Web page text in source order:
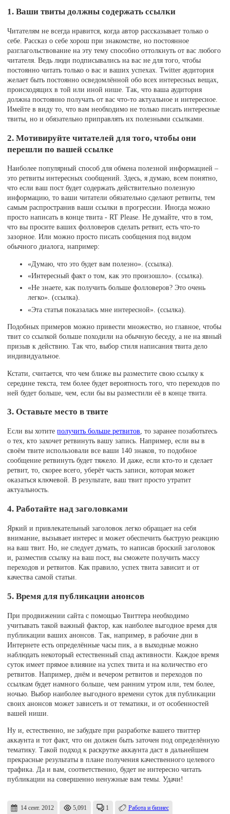
1. Ваши твиты должны содержать ссылки
Читателям не всегда нравится, когда автор рассказывает только о
себе. Рассказ о себе хорош при знакомстве, но постоянное
разглагольствование на эту тему способно оттолкнуть от вас любого
читателя. Ведь люди подписывались на вас не для того, чтобы
постоянно читать только о вас и ваших успехах. Twitter аудитория
желает быть постоянно осведомлённой обо всех интересных вещах,
происходящих в той или иной нише. Так, что ваша аудитория
должна постоянно получать от вас что-то актуальное и интересное.
Имейте в виду то, что вам необходимо не только писать интересные
твиты, но и обязательно приправлять их полезными ссылками.
2. Мотивируйте читателей для того, чтобы они
перешли по вашей ссылке
Наиболее популярный способ для обмена полезной информацией –
это ретвиты интересных сообщений. Здесь, я думаю, всем понятно,
что если ваш пост будет содержать действительно полезную
информацию, то ваши читатели обязательно сделают ретвиты, тем
самым распространив ваши ссылки в прогрессии. Иногда можно
просто написать в конце твита - RT Please. Не думайте, что в том,
что вы просите ваших фолловеров сделать ретвит, есть что-то
зазорное. Или можно просто писать сообщения под видом
обычного диалога, например:
«Думаю, что это будет вам полезно». (ссылка).
«Интересный факт о том, как это произошло». (ссылка).
«Не знаете, как получить больше фолловеров? Это очень
легко». (ссылка).
«Эта статья показалась мне интересной». (ссылка).
Подобных примеров можно привести множество, но главное, чтобы
твит со ссылкой больше походили на обычную беседу, а не на явный
призыв к действию. Так что, выбор стиля написания твита дело
индивидуальное.
Кстати, считается, что чем ближе вы разместите свою ссылку к
середине текста, тем более будет вероятность того, что переходов по
ней будет больше, чем, если бы вы разместили её в конце твита.
3. Оставьте место в твите
Если вы хотитеполучить больше ретвитов, то заранее позаботьтесь
о тех, кто захочет ретвинуть вашу запись. Например, если вы в
своём твите использовали все ваши 140 знаков, то подобное
сообщение ретвинуть будет тяжело. И даже, если кто-то и сделает
ретвит, то, скорее всего, уберёт часть записи, которая может
оказаться ключевой. В результате, ваш твит просто утратит
актуальность.
4. Работайте над заголовками
Яркий и привлекательный заголовок легко обращает на себя
внимание, вызывает интерес и может обеспечить быструю реакцию
на ваш твит. Но, не следует думать, то написав броский заголовок
и, разместив ссылку на ваш пост, вы сможете получить массу
переходов и ретвитов. Как правило, успех твита зависит и от
качества самой статьи.
5. Время для публикации анонсов
При продвижении сайта с помощью Твиттера необходимо
учитывать такой важный фактор, как наиболее выгодное время для
публикации ваших анонсов. Так, например, в рабочие дни в
Интернете есть определённые часы пик, а в выходные можно
наблюдать некоторый естественный спад активности. Каждое время
суток имеет прямое влияние на успех твита и на количество его
ретвитов. Например, днём и вечером ретвитов и переходов по
ссылкам будет намного больше, чем ранним утром или, тем более,
ночью. Выбор наиболее выгодного времени суток для публикации
своих анонсов может зависеть и от тематики, и от особенностей
вашей ниши.
Ну и, естественно, не забудьте при разработке вашего твиттер
аккаунта и тот факт, что он должен быть заточен под определённую
тематику. Такой подход к раскрутке аккаунта даст в дальнейшем
прекрасные результаты в плане получения качественного целевого
трафика. Да и вам, соответственно, будет не интересно читать
публикации на совершенно ненужные вам темы. Удачи!
14 сент. 2012 5,091 1 Работа и бизнес